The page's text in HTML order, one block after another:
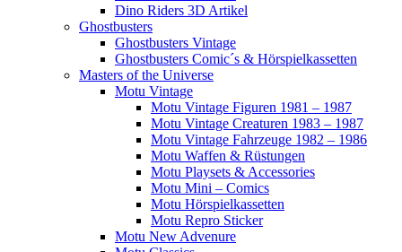
Dino Riders 3D Artikel
Ghostbusters
Ghostbusters Vintage
Ghostbusters Comic´s & Hörspielkassetten
Masters of the Universe
Motu Vintage
Motu Vintage Figuren 1981 – 1987
Motu Vintage Creaturen 1983 – 1987
Motu Vintage Fahrzeuge 1982 – 1986
Motu Waffen & Rüstungen
Motu Playsets & Accessories
Motu Mini – Comics
Motu Hörspielkassetten
Motu Repro Sticker
Motu New Advenure